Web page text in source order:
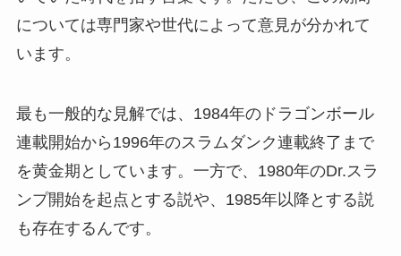
については専門家や世代によって意見が分かれて
います。
最も一般的な見解では、1984年のドラゴンボール
連載開始から1996年のスラムダンク連載終了まで
を黄金期としています。一方で、1980年のDr.スラ
ンプ開始を起点とする説や、1985年以降とする説
も存在するんです。